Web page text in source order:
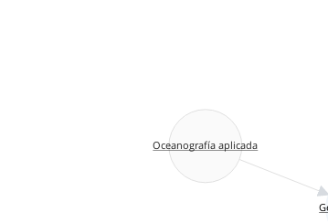
Oceanografía aplicada